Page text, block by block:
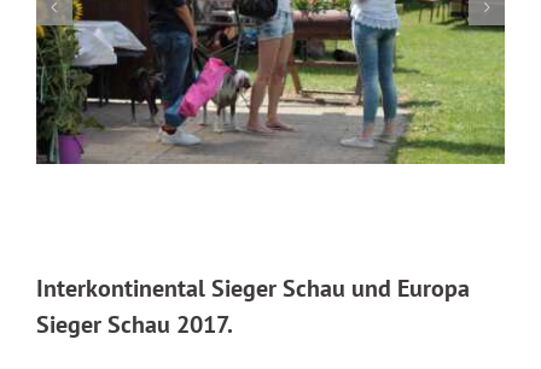
Interkontinental Sieger Schau und Europa
Sieger Schau 2017.